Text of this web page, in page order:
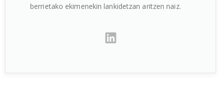
berrietako ekimenekin lankidetzan aritzen naiz.